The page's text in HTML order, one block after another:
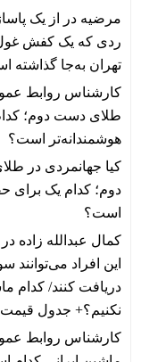
مرضیه در
از یک
ردی که یک کفش
تهران به‌جا گذاشته
کارشناس روابط
طلای دست دوم؛
هوشمندانه‌تر است؟
کیا جهانمردی در
دوم؛ کدام یک برای
است؟
کمال عبدالله زاده در
دریافت کنند/ کدام
نکنیم؟+ جدول
کارشناس روابط